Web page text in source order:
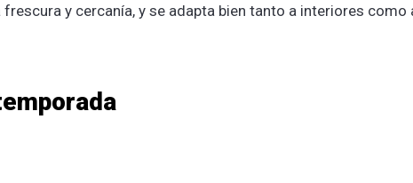
y cercanía, y se adapta bien tanto a interiores como